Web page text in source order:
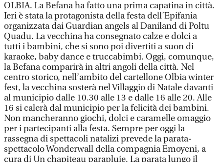
OLBIA. La Befana ha fatto una prima capatina in città.
Ieri è stata la protagonista della festa dell’Epifania
organizzata dai Guardian angels al Daniland di Poltu
Quadu. La vecchina ha consegnato calze e dolci a
tutti i bambini, che si sono poi divertiti a suon di
karaoke, baby dance e truccabimbi. Oggi, comunque,
la Befana comparirà in altri angoli della città. Nel
centro storico, nell’ambito del cartellone Olbia winter
fest, la vecchina sosterà nel Villaggio di Natale davanti
al municipio dalle 10.30 alle 13 e dalle 16 alle 20. Alle
16 si calerà dal municipio per la felicità dei bambini.
Non mancheranno giochi, dolci e caramelle omaggio
per i partecipanti alla festa. Sempre per oggi la
rassegna di spettacoli natalizi prevede la parata-
spettacolo Wonderwall della compagnia Emoyeni, a
cura di Un chapiteau parapluie. La parata lungo il